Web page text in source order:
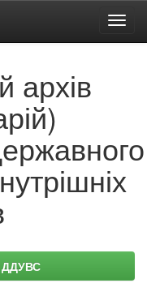
архів
ДДУВС